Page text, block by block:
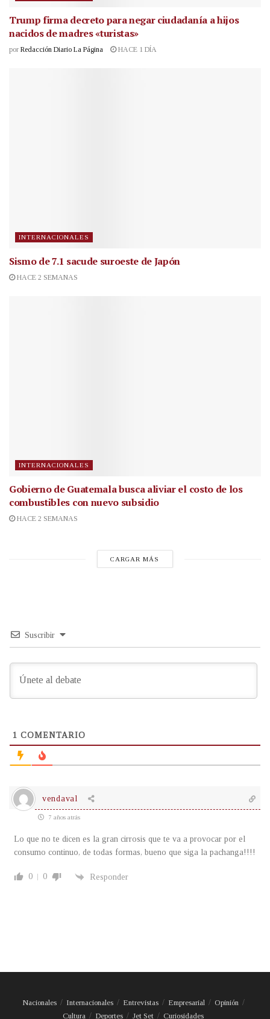
Trump firma decreto para negar ciudadanía a hijos
nacidos de madres «turistas»
por Redacción Diario La Página HACE 1 DÍA
INTERNACIONALES
Sismo de 7.1 sacude suroeste de Japón
HACE 2 SEMANAS
INTERNACIONALES
Gobierno de Guatemala busca aliviar el costo de los
combustibles con nuevo subsidio
HACE 2 SEMANAS
CARGAR MÁS
Suscribir
1 COMENTARIO
vendaval
7 años atrás
Lo que no te dicen es la gran cirrosis que te va a provocar por el
consumo continuo, de todas formas, bueno que siga la pachanga!!!!
0 0 Responder
Nacionales Internacionales Entrevistas Empresarial
Opinión
Cultura
Deportes Jet Set Curiosidades